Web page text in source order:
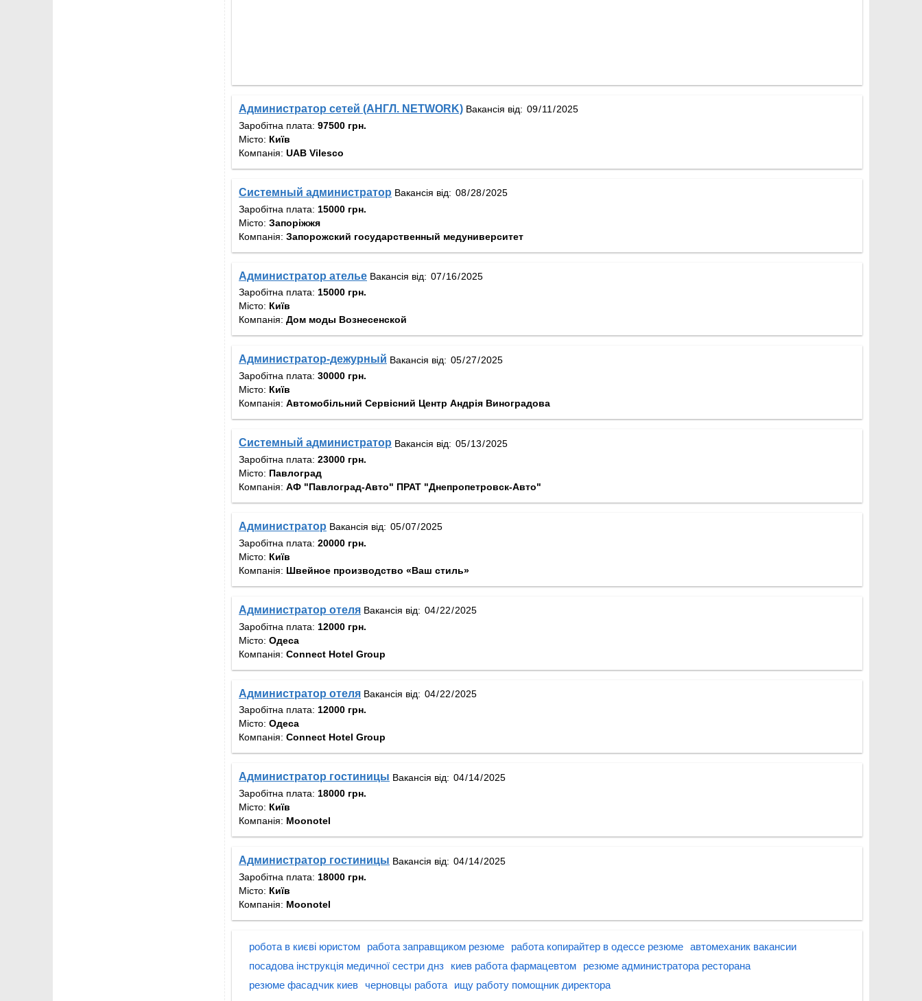
Администратор сетей (АНГЛ. NETWORK) Вакансія від:
Заробітна плата: 97500 грн.
Місто: Київ
Компанія: UAB Vilesco
Системный администратор Вакансія від:
Заробітна плата: 15000 грн.
Місто: Запоріжжя
Компанія: Запорожский государственный медуниверситет
Администратор ателье Вакансія від:
Заробітна плата: 15000 грн.
Місто: Київ
Компанія: Дом моды Вознесенской
Администратор-дежурный Вакансія від:
Заробітна плата: 30000 грн.
Місто: Київ
Компанія: Автомобільний Сервісний Центр Андрія Виноградова
Системный администратор Вакансія від:
Заробітна плата: 23000 грн.
Місто: Павлоград
Компанія: АФ "Павлоград-Авто" ПРАТ "Днепропетровск-Авто"
Администратор Вакансія від:
Заробітна плата: 20000 грн.
Місто: Київ
Компанія: Швейное производство «Ваш стиль»
Администратор отеля Вакансія від:
Заробітна плата: 12000 грн.
Місто: Одеса
Компанія: Connect Hotel Group
Администратор отеля Вакансія від:
Заробітна плата: 12000 грн.
Місто: Одеса
Компанія: Connect Hotel Group
Администратор гостиницы Вакансія від:
Заробітна плата: 18000 грн.
Місто: Київ
Компанія: Moonotel
Администратор гостиницы Вакансія від:
Заробітна плата: 18000 грн.
Місто: Київ
Компанія: Moonotel
робота в києві юристом работа заправщиком резюме работа копирайтер в одессе резюме автомеханик вакансии
посадова інструкція медичної сестри днз
киев работа фармацевтом
резюме администратора ресторана
резюме фасадчик киев черновцы работа ищу работу помощник директора